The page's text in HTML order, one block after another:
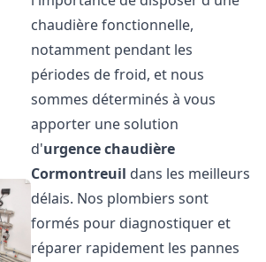
chaudière fonctionnelle,
notamment pendant les
périodes de froid, et nous
sommes déterminés à vous
apporter une solution
d'urgence chaudière
Cormontreuil dans les meilleurs
délais. Nos plombiers sont
formés pour diagnostiquer et
réparer rapidement les pannes